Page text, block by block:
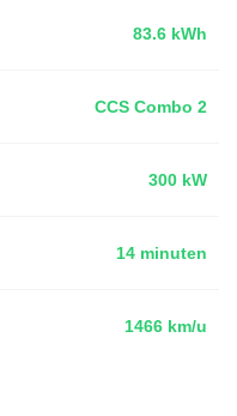
83.6 kWh
CCS Combo 2
300 kW
14 minuten
1466 km/u